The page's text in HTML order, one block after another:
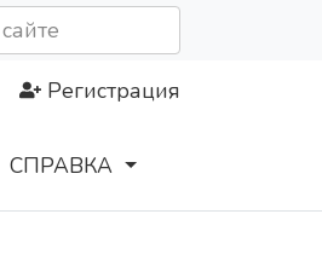
Регистрация
СПРАВКА